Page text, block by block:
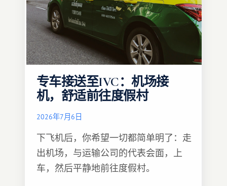
专车接送至IVC：机场接
机，舒适前往度假村
2026年7月6日
下飞机后，你希望一切都简单明了：走
出机场，与运输公司的代表会面，上
车，然后平静地前往度假村。